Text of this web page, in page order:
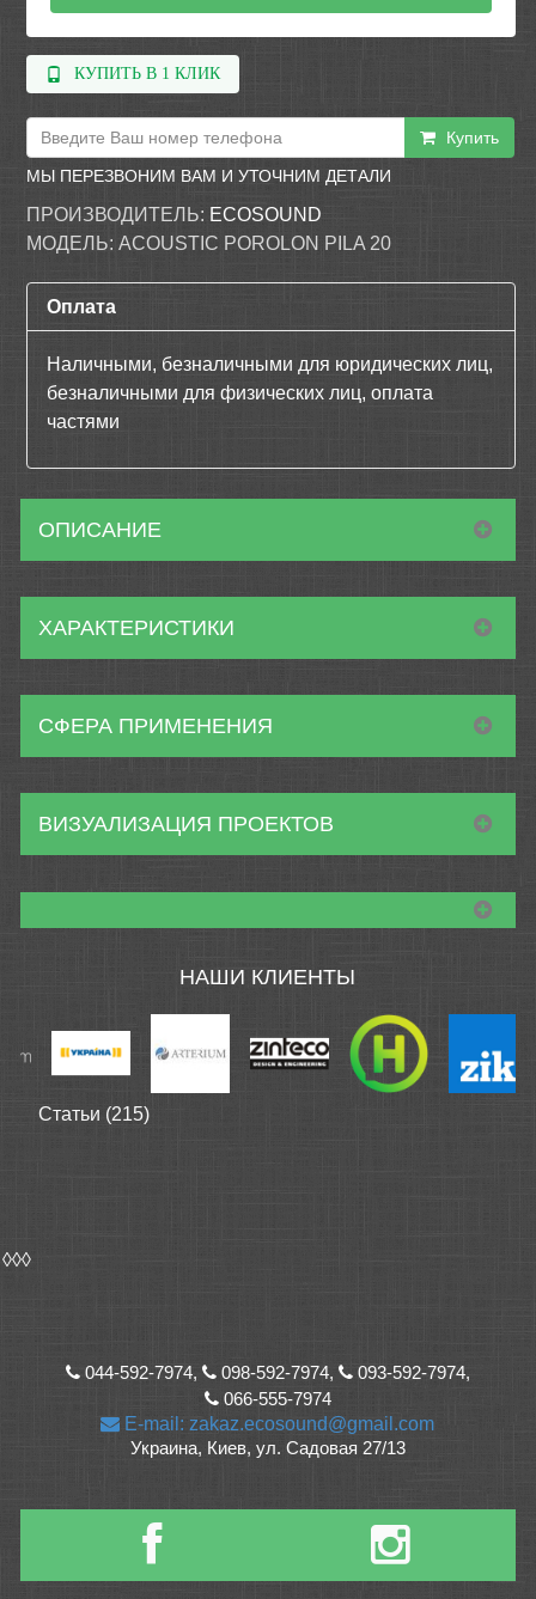
КУПИТЬ В 1 КЛИК
Купить
МЫ ПЕРЕЗВОНИМ ВАМ И УТОЧНИМ ДЕТАЛИ
ПРОИЗВОДИТЕЛЬ: ECOSOUND
МОДЕЛЬ: ACOUSTIC POROLON PILA 20
Оплата
Наличными, безналичными для юридических лиц,
безналичными для физических лиц, оплата
частями
ОПИСАНИЕ
ХАРАКТЕРИСТИКИ
СФЕРА ПРИМЕНЕНИЯ
ВИЗУАЛИЗАЦИЯ ПРОЕКТОВ
НАШИ КЛИЕНТЫ
Статьи (215)
◊◊◊
044-592-7974, 098-592-7974,
093-592-7974,
066-555-7974
E-mail: zakaz.ecosound@gmail.com
Украина, Киев, ул. Садовая 27/13